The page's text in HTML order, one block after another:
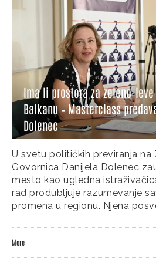
Treći modul: Alternativni
evropska praksa, prof. dr
Na trećem predavanju, koje je
Dušan Vučićević, diskutovalo
sistemu i njegovoj
proporcionalni izborni sistem
obuhvata
More